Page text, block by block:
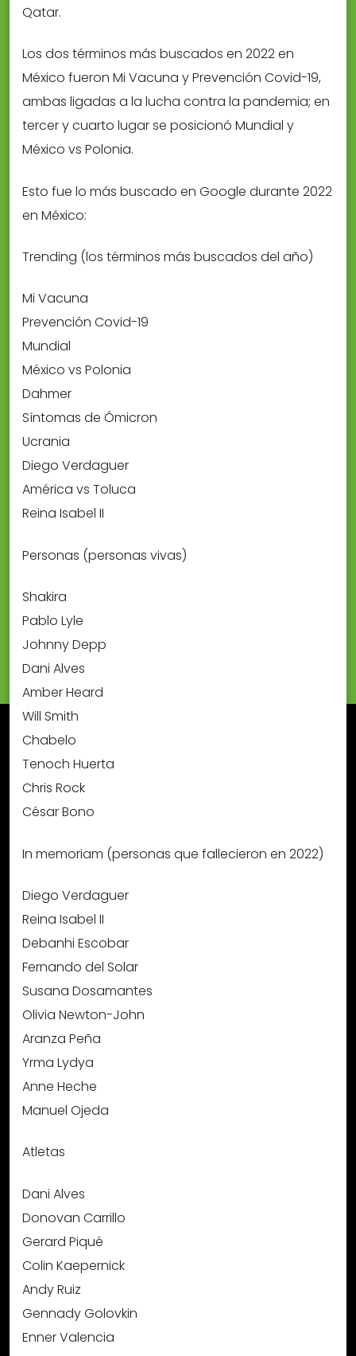
Qatar.
Los dos términos más buscados en 2022 en
México fueron Mi Vacuna y Prevención Covid-19,
ambas ligadas a la lucha contra la pandemia; en
tercer y cuarto lugar se posicionó Mundial y
México vs Polonia.
Esto fue lo más buscado en Google durante 2022
en México:
Trending (los términos más buscados del año)
Mi Vacuna
Prevención Covid-19
Mundial
México vs Polonia
Dahmer
Síntomas de Ómicron
Ucrania
Diego Verdaguer
América vs Toluca
Reina Isabel II
Personas (personas vivas)
Shakira
Pablo Lyle
Johnny Depp
Dani Alves
Amber Heard
Will Smith
Chabelo
Tenoch Huerta
Chris Rock
César Bono
In memoriam (personas que fallecieron en 2022)
Diego Verdaguer
Reina Isabel II
Debanhi Escobar
Fernando del Solar
Susana Dosamantes
Olivia Newton-John
Aranza Peña
Yrma Lydya
Anne Heche
Manuel Ojeda
Atletas
Dani Alves
Donovan Carrillo
Gerard Piqué
Colin Kaepernick
Andy Ruiz
Gennady Golovkin
Enner Valencia